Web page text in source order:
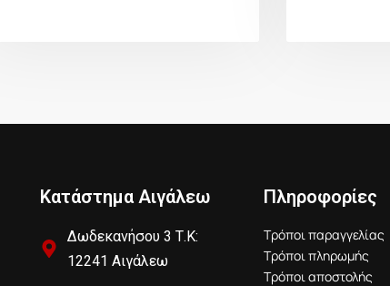
Κατάστημα Αιγάλεω
Δωδεκανήσου 3 Τ.Κ:
12241 Αιγάλεω
Πληροφορίες
Τρόποι παραγγελίας
Τρόποι πληρωμής
Τρόποι αποστολής